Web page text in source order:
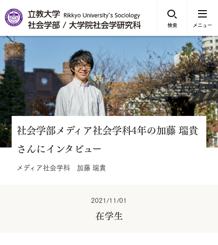
検索 メニュー
社会学部メディア社会学科4年の加藤 瑞貴
さんにインタビュー
メディア社会学科 加藤 瑞貴
2021/11/01
在学生